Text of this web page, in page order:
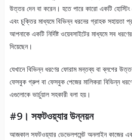
উত্তর দেন বা করেন। হতে পারে কারো একটি
এবং চুক্তির মাধ্যমে বিভিন্ন ধরনের গ্রাহক সহায়তা
আপনাকে একটি নির্দিষ্ট ওয়েবসাইটের মাধ্যমে সব
দিয়েছেন।
যেখানে বিভিন্ন ধরণের ফোরাম মন্তব্য বা ব্লগের
ফেসবুক গ্রুপ বা ফেসবুক পেজের মালিকরা বিভিন্ন
এগুলোকে ভার্চুয়াল সহকারী বলা হয়।
#9। সফটওয়্যার উন্নয়ন
আজকাল সফটওয়্যার ডেভেলপমেন্ট অনলাইন কাজের